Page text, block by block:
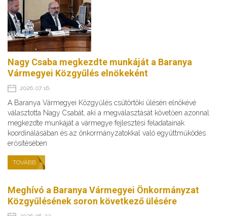
Nagy Csaba megkezdte munkáját a Baranya
Vármegyei Közgyűlés elnökeként
2026. 07. 16.
A Baranya Vármegyei Közgyűlés csütörtöki ülésén elnökévé
választotta Nagy Csabát, aki a megválasztását követően azonnal
megkezdte munkáját a vármegye fejlesztési feladatainak
koordinálásában és az önkormányzatokkal való együttműködés
erősítésében
TOVÁBB
Meghívó a Baranya Vármegyei Önkormányzat
Közgyűlésének soron következő ülésére